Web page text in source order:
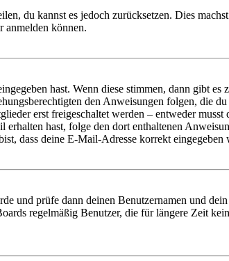
du kannst es jedoch zurücksetzen. Dies
anmelden können.
hast. Wenn diese stimmen, dann gibt
den Anweisungen folgen, die
erst freigeschaltet werden – entweder
hast, folge den dort enthaltenen
dass deine E-Mail-Adresse korrekt
und prüfe dann deinen Benutzernamen und
regelmäßig Benutzer, die für längere Zeit